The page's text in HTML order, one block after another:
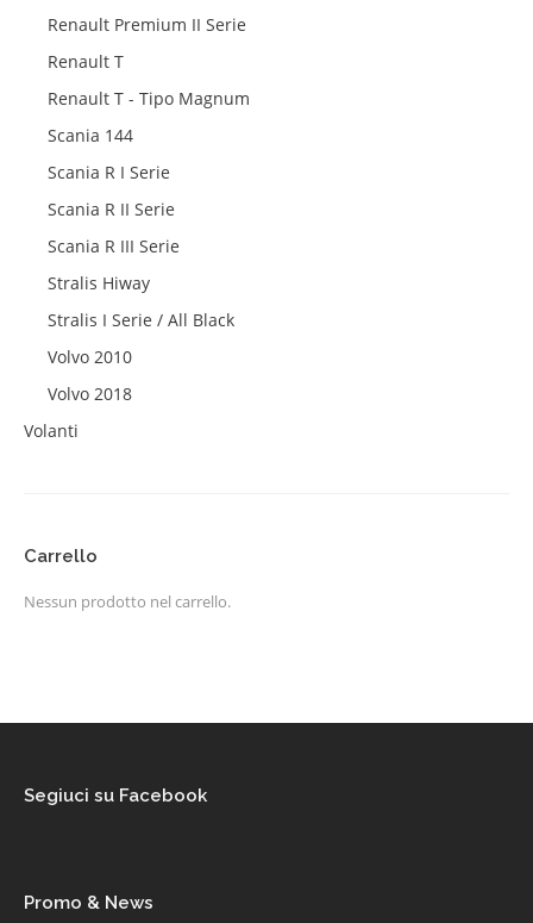
Renault Premium II Serie
Renault T
Renault T - Tipo Magnum
Scania 144
Scania R I Serie
Scania R II Serie
Scania R III Serie
Stralis Hiway
Stralis I Serie / All Black
Volvo 2010
Volvo 2018
Volanti
Carrello
Nessun prodotto nel carrello.
Segiuci su Facebook
Promo & News